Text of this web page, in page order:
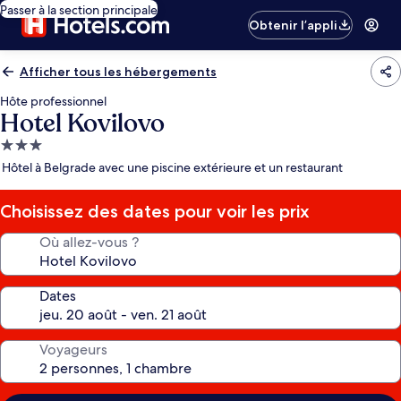
Passer à la section principale
Obtenir l’appli
Afficher tous les hébergements
Hôte professionnel
Hotel Kovilovo
Hébergement
3.0 étoiles
Hôtel à Belgrade avec une piscine extérieure et un restaurant
Choisissez des dates pour voir les prix
Où allez-vous ?
Dates
Voyageurs